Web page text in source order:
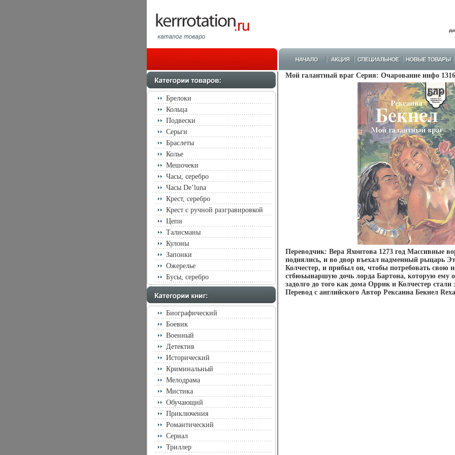
Брелоки
Кольца
Подвески
Серьги
Браслеты
Колье
Мешочеки
Часы, серебро
Часы De’luna
Крест, серебро
Крест с ручной разгравировкой
Цепи
Талисманы
Кулоны
Запонки
Ожерелье
Бусы, серебро
Биографический
Боевик
Военный
Детектив
Исторический
Криминальный
Мелодрама
Мистика
Обучающий
Приключения
Романтический
Сериал
Триллер
Мой галантный враг Серия: Очарование инфо
Переводчик: Вера Яхонтова 1273 год Массивные
поднялись, и во двор въехал надменный рыцарь
Колчестер, и прибыл он, чтобы потребовать свою
стбюьыиаршую дочь лорда Бартона, которую ему
задолго до того как дома Оррик и Колчестер
Перевод с английского Автор Рексанна Бекнел